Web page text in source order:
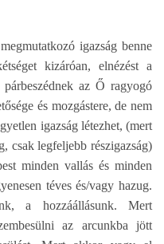
igazság benne
kizáróan, elnézést a
az Ő ragyogó
és mozgástere, de nem
igazság létezhet, (mert
csak legfeljebb részigazság)
minden vallás és minden
téves és/vagy hazug.
a hozzáállásunk. Mert
az arcunkba jött